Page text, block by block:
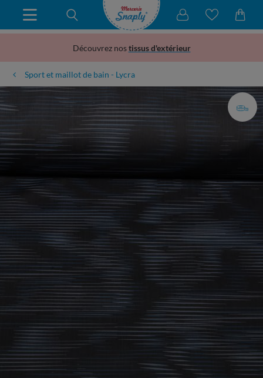
Découvrez nostissus d'extérieur
Sport et maillot de bain - Lycra